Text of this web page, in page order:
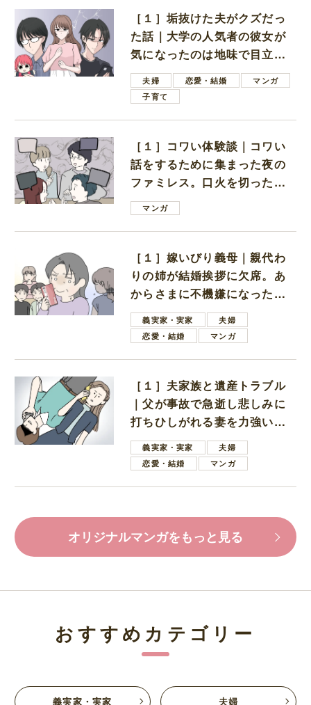
［１］垢抜けた夫がクズだっ
た話｜大学の人気者の彼女が
気になったのは地味で目立た
ない男子学生
夫婦 恋愛・結婚
マンガ
子育て
［１］コワい体験談｜コワい
話をするために集まった夜の
ファミレス。口火を切ったの
は電車好きの男の子ママ
マンガ
［１］嫁いびり義母｜親代わ
りの姉が結婚挨拶に欠席。あ
からさまに不機嫌になった義
母義実家・実家
夫婦
恋愛・結婚
マンガ
［１］夫家族と遺産トラブル
｜父が事故で急逝し悲しみに
打ちひしがれる妻を力強い言
葉で励ます夫
義実家・実家
夫婦
恋愛・結婚
マンガ
オリジナルマンガをもっと見る
おすすめカテゴリー
義実家・実家 夫婦